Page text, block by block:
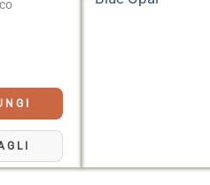
di effetti cristallini.